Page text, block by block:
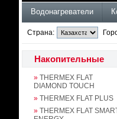
Водонагреватели
Страна:
Накопительные
» THERMEX FLAT
DIAMOND TOUCH
» THERMEX FLAT PLUS
» THERMEX FLAT